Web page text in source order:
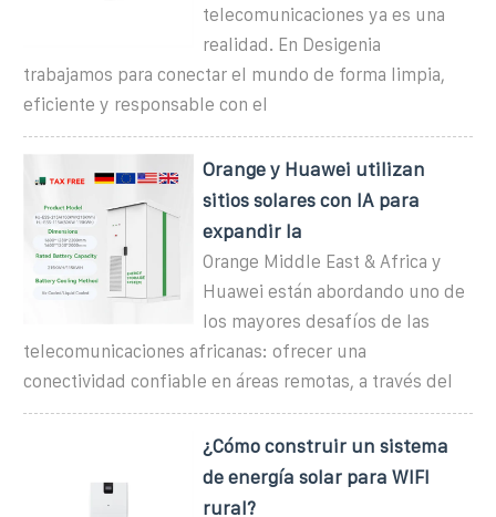
telecomunicaciones ya es una
realidad. En Desigenia
trabajamos para conectar el mundo de forma limpia,
eficiente y responsable con el
Orange y Huawei utilizan
sitios solares con IA para
expandir la
Orange Middle East & Africa y
Huawei están abordando uno de
los mayores desafíos de las
telecomunicaciones africanas: ofrecer una
conectividad confiable en áreas remotas, a través del
¿Cómo construir un sistema
de energía solar para WIFI
rural?